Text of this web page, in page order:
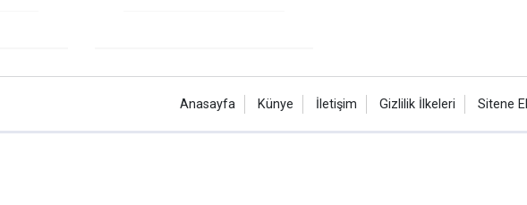
Anasayfa Künye İletişim Gizlilik İlkeleri Sitene